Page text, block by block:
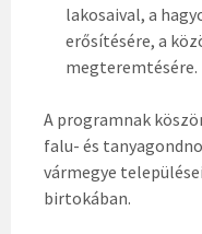
lakosaival, a
erősítésére, a
megteremtésére.
A programnak
falu- és
vármegye
birtokában.